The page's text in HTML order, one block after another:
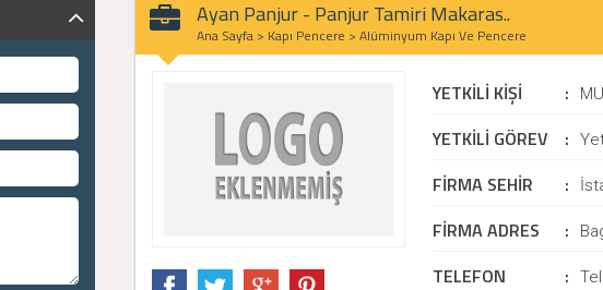
Ayan Panjur - Panjur Tamiri Makaras..
Ana Sayfa > Kapı Pencere > Alüminyum Kapı Ve Pencere
YETKİLİ KİŞİ :
YETKİLİ GÖREV :
FİRMA SEHİR :
FİRMA ADRES :
TELEFON :